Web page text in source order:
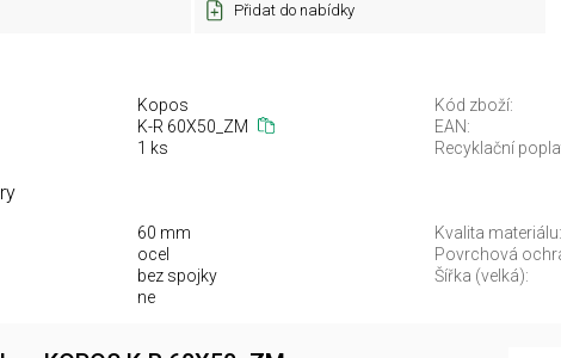
Přidat do nabídky
Kopos Kód zboží:
K-R 60X50_ZM
EAN:
1 ks
Recyklační
60 mm Kvalita materiálu:
ocel
Povrchová
bez spojky
Šířka (velká):
ne